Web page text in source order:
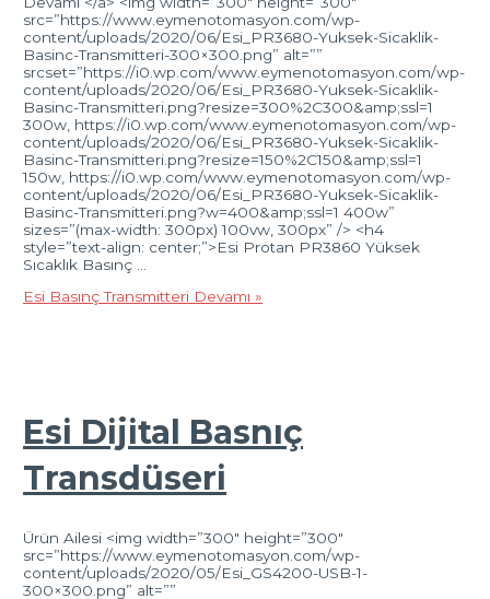
src=”https://www.eymenotomasyon.com/wp-
content/uploads/2020/06/Esi_PR3680-Yuksek-Sicaklik-
Basinc-Transmitteri-300×300.png” alt=””
srcset=”https://i0.wp.com/www.eymenotomasyon.com/wp-
content/uploads/2020/06/Esi_PR3680-Yuksek-Sicaklik-
Basinc-Transmitteri.png?resize=300%2C300&amp;ssl=1
300w, https://i0.wp.com/www.eymenotomasyon.com/wp-
content/uploads/2020/06/Esi_PR3680-Yuksek-Sicaklik-
Basinc-Transmitteri.png?resize=150%2C150&amp;ssl=1
150w, https://i0.wp.com/www.eymenotomasyon.com/wp-
content/uploads/2020/06/Esi_PR3680-Yuksek-Sicaklik-
Basinc-Transmitteri.png?w=400&amp;ssl=1 400w”
sizes=”(max-width: 300px) 100vw, 300px” /> <h4
style=”text-align: center;”>Esi Protan PR3860 Yüksek
Sıcaklık Basınç …
Esi Basınç Transmitteri Devamı »
Esi Dijital Basnıç
Transdüseri
Ürün Ailesi <img width=”300″ height=”300″
src=”https://www.eymenotomasyon.com/wp-
content/uploads/2020/05/Esi_GS4200-USB-1-
300×300.png” alt=””